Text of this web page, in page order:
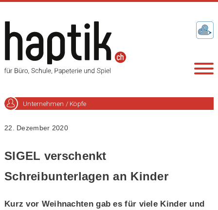
Unternehmen / Köpfe
22. Dezember 2020
SIGEL verschenkt
Schreibunterlagen an Kinder
Kurz vor Weihnachten gab es für viele Kinder und